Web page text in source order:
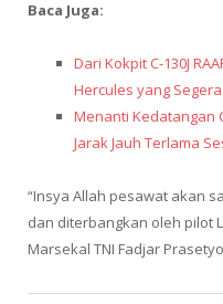
Baca Juga:
Dari Kokpit C-130J
Hercules yang Segera
Menanti Kedatangan
Jarak Jauh Terlama
“Insya Allah pesawat akan
dan diterbangkan oleh pilot
Marsekal TNI Fadjar